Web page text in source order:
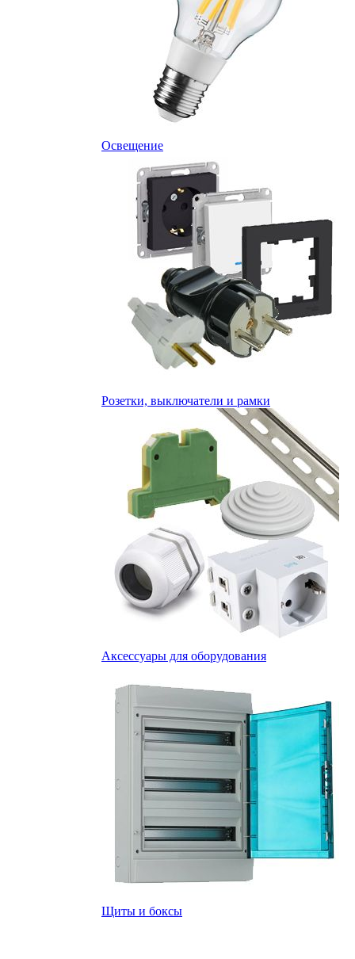
Освещение
Розетки, выключатели и рамки
Аксессуары для оборудования
Щиты и боксы